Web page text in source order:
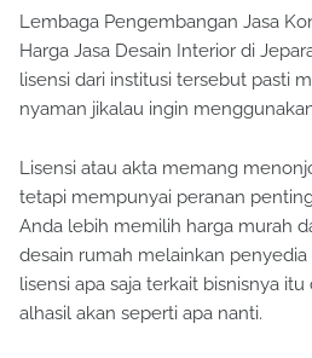
Lembaga Pengembangan Jasa
Harga Jasa Desain Interior di
lisensi dari institusi tersebut pasti
nyaman jikalau ingin
Lisensi atau akta memang
tetapi mempunyai peranan
Anda lebih memilih harga murah
desain rumah melainkan
lisensi apa saja terkait bisnisnya
alhasil akan seperti apa nanti.